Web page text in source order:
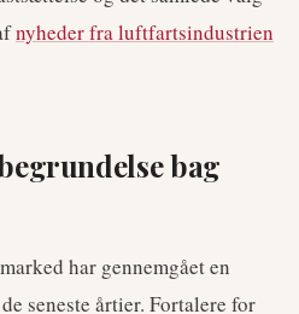
nyheder fra luftfartsindustrien
bag
har gennemgået en
seneste årtier. Fortalere for